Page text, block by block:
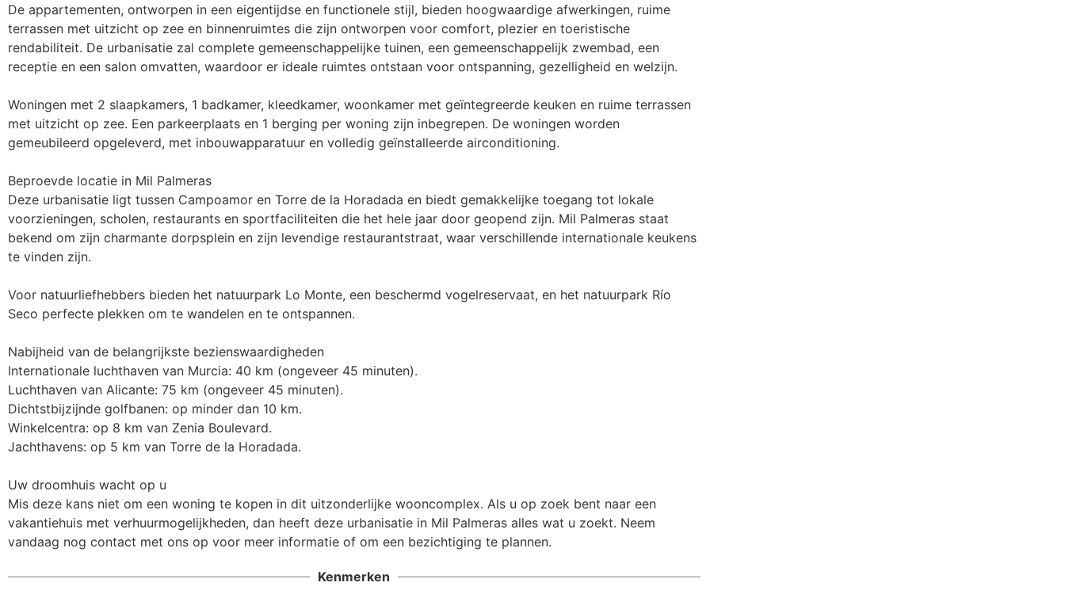
De appartementen, ontworpen in een eigentijdse en functionele stijl, bieden hoogwaardige afwerkingen, ruime
terrassen met uitzicht op zee en binnenruimtes die zijn ontworpen voor comfort, plezier en toeristische
rendabiliteit. De urbanisatie zal complete gemeenschappelijke tuinen, een gemeenschappelijk zwembad, een
receptie en een salon omvatten, waardoor er ideale ruimtes ontstaan voor ontspanning, gezelligheid en welzijn.
Woningen met 2 slaapkamers, 1 badkamer, kleedkamer, woonkamer met geïntegreerde keuken en ruime terrassen
met uitzicht op zee. Een parkeerplaats en 1 berging per woning zijn inbegrepen. De woningen worden
gemeubileerd opgeleverd, met inbouwapparatuur en volledig geïnstalleerde airconditioning.
Beproevde locatie in Mil Palmeras
Deze urbanisatie ligt tussen Campoamor en Torre de la Horadada en biedt gemakkelijke toegang tot lokale
voorzieningen, scholen, restaurants en sportfaciliteiten die het hele jaar door geopend zijn. Mil Palmeras staat
bekend om zijn charmante dorpsplein en zijn levendige restaurantstraat, waar verschillende internationale keukens
te vinden zijn.
Voor natuurliefhebbers bieden het natuurpark Lo Monte, een beschermd vogelreservaat, en het natuurpark Río
Seco perfecte plekken om te wandelen en te ontspannen.
Nabijheid van de belangrijkste bezienswaardigheden
Internationale luchthaven van Murcia: 40 km (ongeveer 45 minuten).
Luchthaven van Alicante: 75 km (ongeveer 45 minuten).
Dichtstbijzijnde golfbanen: op minder dan 10 km.
Winkelcentra: op 8 km van Zenia Boulevard.
Jachthavens: op 5 km van Torre de la Horadada.
Uw droomhuis wacht op u
Mis deze kans niet om een woning te kopen in dit uitzonderlijke wooncomplex. Als u op zoek bent naar een
vakantiehuis met verhuurmogelijkheden, dan heeft deze urbanisatie in Mil Palmeras alles wat u zoekt. Neem
vandaag nog contact met ons op voor meer informatie of om een bezichtiging te plannen.
Kenmerken